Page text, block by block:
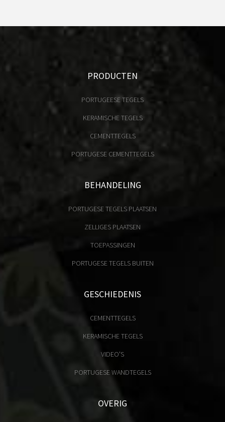
PRODUCTEN
PORTUGEESE TEGELS
KERAMISCHE TEGELS
CEMENTTEGELS
PORTUGESE CEMENTTEGELS
BEHANDELING
PORTUGESE TEGELS PLAATSEN
ZELLIGES PLAATSEN
TOEPASSINGEN
PORTUGESE TEGELS BUITEN
GESCHIEDENIS
CEMENTTEGELS
KERAMISCHE TEGELS
VIDEO'S
PORTUGESE WANDTEGELS
OVERIG